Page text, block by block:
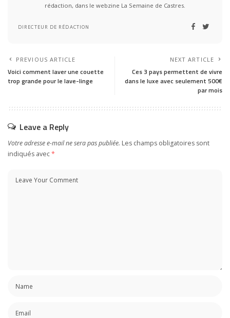
rédaction, dans le webzine La Semaine de Castres.
DIRECTEUR DE RÉDACTION
PREVIOUS ARTICLE
Voici comment laver une couette
trop grande pour le lave-linge
NEXT ARTICLE
Ces 3 pays permettent de vivre
dans le luxe avec seulement 500€
par mois
Leave a Reply
Votre adresse e-mail ne sera pas publiée. Les champs obligatoires sont
indiqués avec*